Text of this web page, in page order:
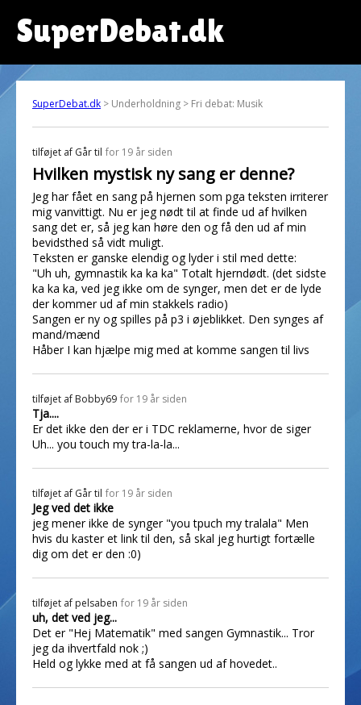
SuperDebat.dk
SuperDebat.dk > Underholdning > Fri debat: Musik
tilføjet af Går til for 19 år siden
Hvilken mystisk ny sang er denne?
Jeg har fået en sang på hjernen som pga teksten irriterer
mig vanvittigt. Nu er jeg nødt til at finde ud af hvilken
sang det er, så jeg kan høre den og få den ud af min
bevidsthed så vidt muligt.
Teksten er ganske elendig og lyder i stil med dette:
"Uh uh, gymnastik ka ka ka" Totalt hjerndødt. (det sidste
ka ka ka, ved jeg ikke om de synger, men det er de lyde
der kommer ud af min stakkels radio)
Sangen er ny og spilles på p3 i øjeblikket. Den synges af
mand/mænd
Håber I kan hjælpe mig med at komme sangen til livs
tilføjet af Bobby69 for 19 år siden
Tja....
Er det ikke den der er i TDC reklamerne, hvor de siger
Uh... you touch my tra-la-la...
tilføjet af Går til for 19 år siden
Jeg ved det ikke
jeg mener ikke de synger "you tpuch my tralala" Men
hvis du kaster et link til den, så skal jeg hurtigt fortælle
dig om det er den :0)
tilføjet af pelsaben for 19 år siden
uh, det ved jeg...
Det er "Hej Matematik" med sangen Gymnastik... Tror
jeg da ihvertfald nok ;)
Held og lykke med at få sangen ud af hovedet..